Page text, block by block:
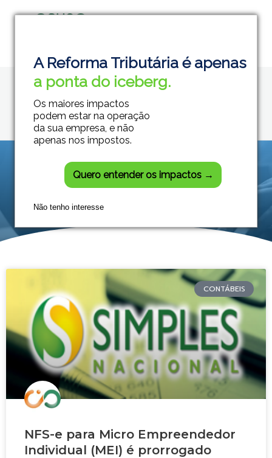
A Reforma Tributária é apenas
a ponta do iceberg.
Os maiores impactos
podem estar na operação
da sua empresa, e não
apenas nos impostos.
Quero entender os impactos →
Não tenho interesse
Grupo Módulos
Sistemas Contábeis e Empresariais
Posts tagged: NFS-
e
CONTÁBEIS
NFS-e para Micro Empreendedor
Individual (MEI) é prorrogado